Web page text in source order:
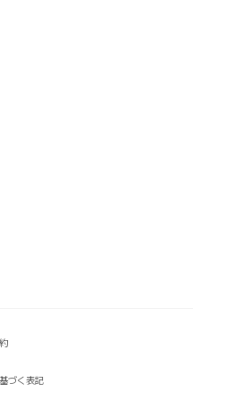
づく表記